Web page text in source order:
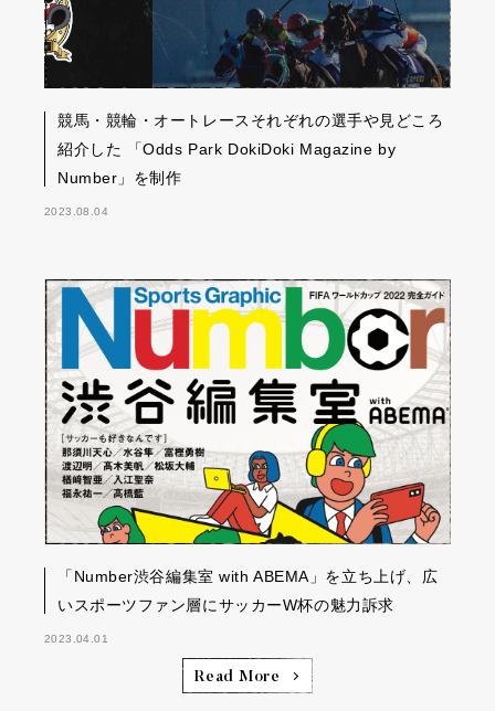
競馬・競輪・オートレースそれぞれの選手や見どころ
紹介した 「Odds Park DokiDoki Magazine by
Number」を制作
2023.08.04
「Number渋谷編集室 with ABEMA」を立ち上げ、広
いスポーツファン層にサッカーW杯の魅力訴求
2023.04.01
Read More